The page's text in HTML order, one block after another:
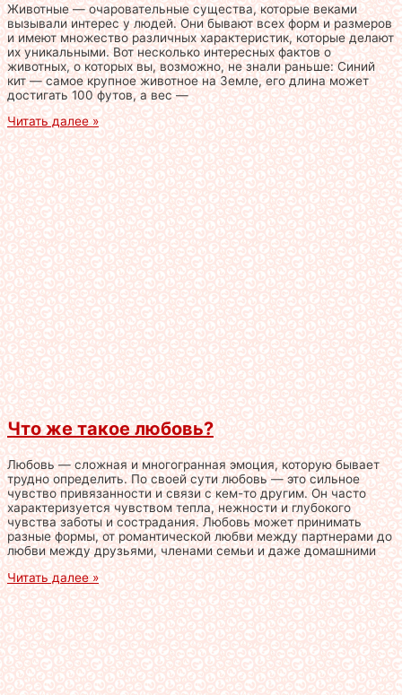
Животные — очаровательные существа, которые веками
вызывали интерес у людей. Они бывают всех форм и размеров
и имеют множество различных характеристик, которые делают
их уникальными. Вот несколько интересных фактов о
животных, о которых вы, возможно, не знали раньше: Синий
кит — самое крупное животное на Земле, его длина может
достигать 100 футов, а вес —
Читать далее »
Что же такое любовь?
Любовь — сложная и многогранная эмоция, которую бывает
трудно определить. По своей сути любовь — это сильное
чувство привязанности и связи с кем-то другим. Он часто
характеризуется чувством тепла, нежности и глубокого
чувства заботы и сострадания. Любовь может принимать
разные формы, от романтической любви между партнерами до
любви между друзьями, членами семьи и даже домашними
Читать далее »